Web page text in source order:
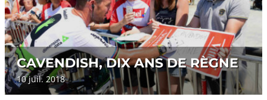
CAVENDISH, DIX ANS DE RÈGNE
10 juil. 2018